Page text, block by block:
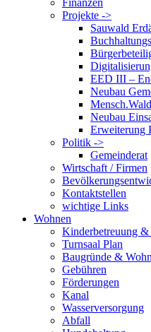
Finanzen
Projekte ->
Sauwald
EED III –
Neubau
Neubau
Erweiterung
Politik ->
Gemeinderat
Wirtschaft / Firmen
Kontaktstellen
wichtige Links
Wohnen
Kinderbetreuung
Turnsaal Plan
Baugründe &
Gebühren
Förderungen
Kanal
Wasserversorgung
Abfall